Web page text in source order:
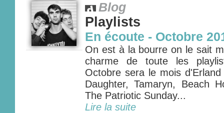
Blog
Playlists
En écoute - Octobre
On est à la bourre on le sait
charme de toute les
Octobre sera le mois
Daughter, Tamaryn, Beach
The Patriotic Sunday...
Lire la suite